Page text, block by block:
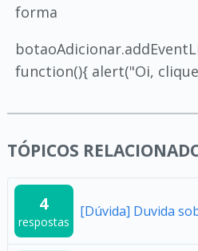
forma
function(){ alert("Oi,
TÓPICOS
4
respostas
[Dúvida] Duvida